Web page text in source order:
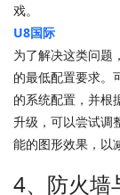
戏。
U8国际
为了解决这类问题
的最低配置要求。
的系统配置，并根
升级，可以尝试调
能的图形效果，以
4、防火墙